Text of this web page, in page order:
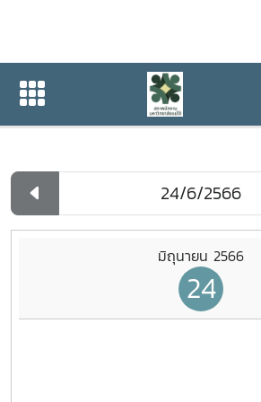
ปฏิทินกิจกรรมของหน่
ปฏิทินกิจกรรมของหน่วยงาน
มิถุนายน 2566
24